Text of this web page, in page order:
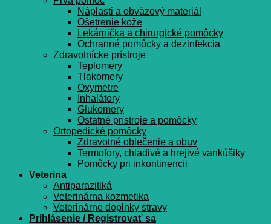
Náplasti a obväzový materiál
Ošetrenie kože
Lekárnička a chirurgické pomôcky
Ochranné pomôcky a dezinfekcia
Zdravotnícke prístroje
Teplomery
Tlakomery
Oxymetre
Inhalátory
Glukomery
Ostatné prístroje a pomôcky
Ortopedické pomôcky
Zdravotné oblečenie a obuv
Termofory, chladivé a hrejivé vankúšiky
Pomôcky pri inkontinencii
Veterina
Antiparazitiká
Veterinárna kozmetika
Veterinárne doplnky stravy
Prihlásenie / Registrovať sa